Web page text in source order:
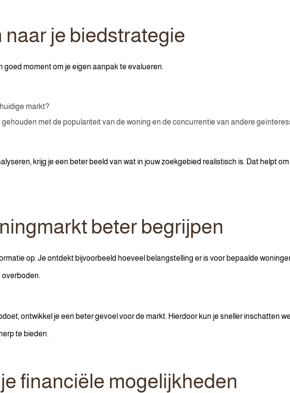
naar je biedstrategie
goed moment om je eigen aanpak te evalueren.
markt?
gehouden met de populariteit van de woning en de concurrentie van andere
krijg je een beter beeld van wat in jouw zoekgebied realistisch is. Dat helpt
beter begrijpen
op. Je ontdekt bijvoorbeeld hoeveel belangstelling er is voor bepaalde
overboden.
ontwikkel je een beter gevoel voor de markt. Hierdoor kun je sneller inschatten
te bieden.
financiële mogelijkheden